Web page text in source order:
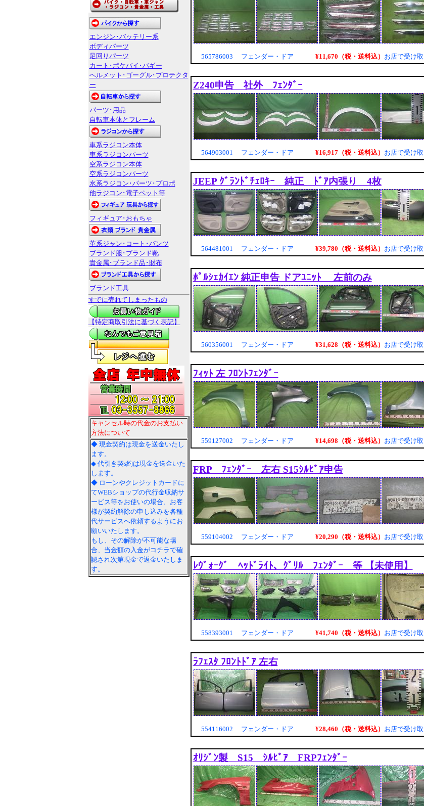
エンジン･バッテリー系
ボディパーツ
足回りパーツ
カート･ポケバイ･バギー
ヘルメット･ゴーグル･プロテクタ
ー
パーツ･用品
自転車本体とフレーム
車系ラジコン本体
車系ラジコンパーツ
空系ラジコン本体
空系ラジコンパーツ
水系ラジコン･パーツ･プロポ
他ラジコン･電子ペット等
フィギュア･おもちゃ
革系ジャン･コート･パンツ
ブランド服･ブランド靴
貴金属･ブランド品･財布
ブランド工具
すでに売れてしまったもの
【特定商取引法に基づく表記】
キャンセル時の代金のお支払い
方法について
◆ 現金契約は現金を送金いたし
ます。
◆ 代引き契s約は現金を送金いた
します。
◆ ローンやクレジットカードに
てWEBショップの代行金収納サ
ービス等をお使いの場合、お客
様が契約解除の申し込みを各種
代サービスへ依頼するようにお
願いいたします。
もし、その解除が不可能な場
合、当金額の入金がコチラで確
認され次第現金で返金いたしま
す。
565786003 フェンダー・ドア ¥11,670（税・送料込） お店で受け
Z240申告 社外 ﾌｪﾝﾀﾞｰ
564903001 フェンダー・ドア ¥16,917（税・送料込） お店で受け
JEEP ｸﾞﾗﾝﾄﾞﾁｪﾛｷｰ 純正 ﾄﾞｱ内張り 4枚
564481001 フェンダー・ドア ¥39,780（税・送料込） お店で受け
ﾎﾟﾙｼｪｶｲｴﾝ 純正申告 ドアﾕﾆｯﾄ 左前のみ
560356001 フェンダー・ドア ¥31,628（税・送料込） お店で受け
ﾌｨｯﾄ 左 ﾌﾛﾝﾄﾌｪﾝﾀﾞｰ
559127002 フェンダー・ドア ¥14,698（税・送料込） お店で受け
FRP ﾌｪﾝﾀﾞｰ 左右 S15ｼﾙﾋﾞｱ申告
559104002 フェンダー・ドア ¥20,290（税・送料込） お店で受け
ﾚｳﾞｫｰｸﾞ ﾍｯﾄﾞﾗｲﾄ、ｸﾞﾘﾙ ﾌｪﾝﾀﾞｰ 等 【未使用】
558393001 フェンダー・ドア ¥41,740（税・送料込） お店で受け
ﾗﾌｪｽﾀ ﾌﾛﾝﾄﾄﾞｱ 左右
554116002 フェンダー・ドア ¥28,460（税・送料込） お店で受け
ｵﾘｼﾞﾝ製 S15 ｼﾙﾋﾞｱ FRPﾌｪﾝﾀﾞｰ